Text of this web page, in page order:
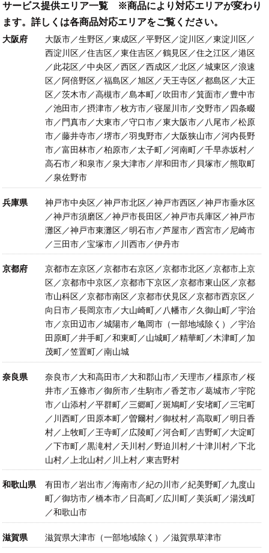
サービス提供エリア一覧 ※商品により対応エリアが変わり
ます。詳しくは各商品対応エリアをご覧ください。
大阪府
大阪市／生野区／東成区／平野区／淀川区／東淀川区／
西淀川区／住吉区／東住吉区／鶴見区／住之江区／港区
／此花区／中央区／西区／西成区／北区／城東区／浪速
区／阿倍野区／福島区／旭区／天王寺区／都島区／大正
区／茨木市／高槻市／島本町／吹田市／箕面市／豊中市
／池田市／摂津市／枚方市／寝屋川市／交野市／四条畷
市／門真市／大東市／守口市／東大阪市／八尾市／松原
市／藤井寺市／堺市／羽曳野市／大阪狭山市／河内長野
市／富田林市／柏原市／太子町／河南町／千早赤坂村／
高石市／和泉市／泉大津市／岸和田市／貝塚市／熊取町
／泉佐野市
兵庫県
神戸市中央区／神戸市北区／神戸市西区／神戸市垂水区
／神戸市須磨区／神戸市長田区／神戸市兵庫区／神戸市
灘区／神戸市東灘区／明石市／芦屋市／西宮市／尼崎市
／三田市／宝塚市／川西市／伊丹市
京都府
京都市左京区／京都市右京区／京都市北区／京都市上京
区／京都市中京区／京都市下京区／京都市東山区／京都
市山科区／京都市南区／京都市伏見区／京都市西京区／
向日市／長岡京市／大山崎町／八幡市／久御山町／宇治
市／京田辺市／城陽市／亀岡市（一部地域除く）／宇治
田原町／井手町／和東町／山城町／精華町／木津町／加
茂町／笠置町／南山城
奈良県
奈良市／大和高田市／大和郡山市／天理市／橿原市／桜
井市／五條市／御所市／生駒市／香芝市／葛城市／宇陀
市／山添村／平群町／三郷町／斑鳩町／安堵町／三宅町
／川西町／田原本町／曽爾村／御杖村／高取町／明日香
村／上牧町／王寺町／広陵町／河合町／吉野町／大淀町
／下市町／黒滝村／天川村／野迫川村／十津川村／下北
山村／上北山村／川上村／東吉野村
和歌山県
有田市／岩出市／海南市／紀の川市／紀美野町／九度山
町／御坊市／橋本市／日高町／広川町／美浜町／湯浅町
／和歌山市
滋賀県 滋賀県大津市（一部地域除く）／滋賀県草津市